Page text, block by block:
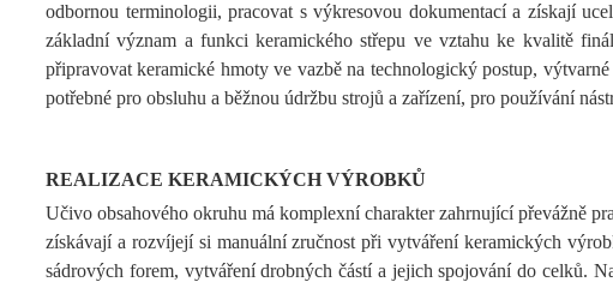
odbornou terminologii, pracovat s výkresovou dokumentací a získají
základní význam a funkci keramického střepu ve vztahu ke kvalitě
připravovat keramické hmoty ve vazbě na technologický postup,
potřebné pro obsluhu a běžnou údržbu strojů a zařízení, pro používání
REALIZACE KERAMICKÝCH VÝROBKŮ
Učivo obsahového okruhu má komplexní charakter zahrnující převážně
získávají a rozvíjejí si manuální zručnost při vytváření keramických
sádrových forem, vytváření drobných částí a jejich spojování do celků.